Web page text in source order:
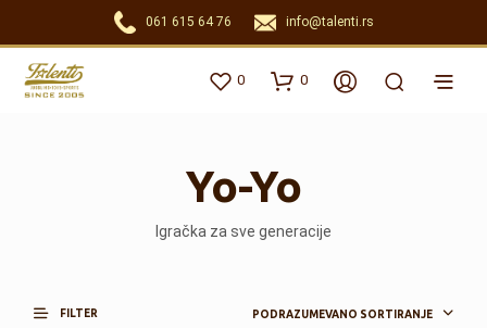
061 615 64 76 info@talenti.rs
0 0
Yo-Yo
Igračka za sve generacije
FILTER PODRAZUMEVANO SORTIRANJE